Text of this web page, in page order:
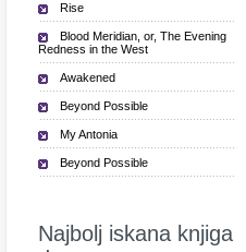
Rise
Blood Meridian, or, The Evening
Redness in the West
Awakened
Beyond Possible
My Antonia
Beyond Possible
Najbolj iskana knjiga